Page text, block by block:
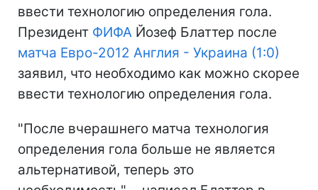
ввести технологию определения гола.
Президент ФИФА Йозеф Блаттер после
матча Евро-2012 Англия - Украина (1:0)
заявил, что необходимо как можно скорее
ввести технологию определения гола.
"После вчерашнего матча технология
определения гола больше не является
альтернативой, теперь это